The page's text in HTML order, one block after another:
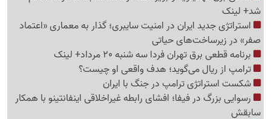
شد+ لینک
استراتژی جدید ایران در امنیت سایبری؛ گذار به معماری «اعتماد
صفر» در زیرساخت‌های حیاتی
برنامه قطعی برق تهران فردا سه شنبه 20 مرداد+ لینک
ترامپ از ریال می‌گوید؛ هدف واقعی او چیست؟
شکست استراتژی ترامپ در جنگ با ایران
رسوایی بزرگ در فیفا؛ افشای رابطه غیراخلاقی اینفانتینو با همکار
سابقش